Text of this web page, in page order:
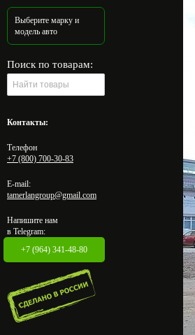
Выберите марку и
модель авто
Поиск по товарам:
Контакты:
Телефон
+7 (800) 700-30-83
E-mail:
tamerlangroup@gmail.com
Напишите нам
в Telegram:
+7 (964) 341-48-80